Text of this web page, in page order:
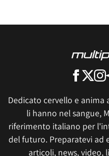
Dedicato cervello e
li hanno nel sangue,
riferimento italiano per
del futuro. Preparatevi ad
articoli, news, video,